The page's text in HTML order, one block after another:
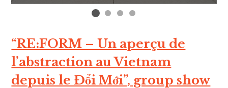
“RE:FORM – Un aperçu de
l’abstraction au Vietnam
depuis le Đổi Mới”, group show